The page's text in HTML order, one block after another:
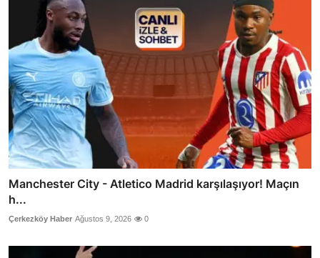
Manchester City - Atletico Madrid karşılaşıyor! Maçın
h...
Çerkezköy Haber Ağustos 9, 2026 0